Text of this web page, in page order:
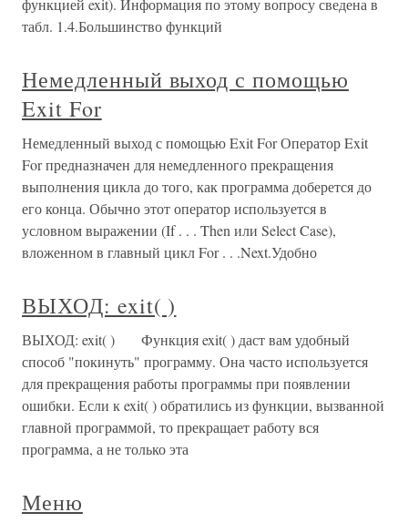
функцией exit). Информация по этому вопросу сведена в
табл. 1.4.Большинство функций
Немедленный выход с помощью
Exit For
Немедленный выход с помощью Exit For Оператор Exit
For предназначен для немедленного прекращения
выполнения цикла до того, как программа доберется до
его конца. Обычно этот оператор используется в
условном выражении (If . . . Then или Select Case),
вложенном в главный цикл For . . .Next.Удобно
ВЫХОД: exit( )
ВЫХОД: exit( ) Функция exit( ) даст вам удобный
способ "покинуть" программу. Она часто используется
для прекращения работы программы при появлении
ошибки. Если к exit( ) обратились из функции, вызванной
главной программой, то прекращает работу вся
программа, а не только эта
Меню